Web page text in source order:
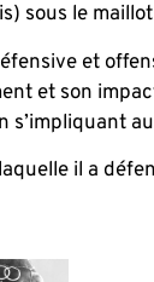
sous le
et
et son
il a